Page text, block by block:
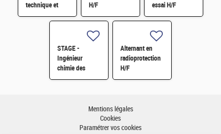
technique et
financière des
contrats de
électromécanique
H/F
essai H/F
STAGE -
Ingénieur
chimie des
matériaux -
Alternant en
radioprotection
H/F
Mentions légales
Cookies
Paramétrer vos cookies